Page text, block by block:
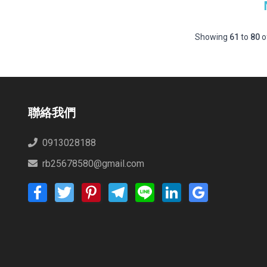
Showing 61 to 80
聯絡我們
0913028188
rb25678580@gmail.com
FacebookTwitter PinterestTelegramLine LinkedIn